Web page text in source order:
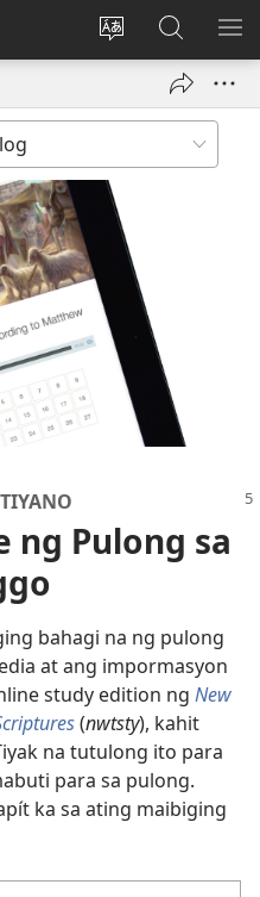
Baguhin
ng
Mag-
log
bubukas
bagong
window)
sa
JW.ORG
ng Pulong sa
bahagi na ng pulong
at ang impormasyon
study edition ng New
(nwtsty), kahit
na tutulong ito para
para sa pulong.
ka sa ating maibiging